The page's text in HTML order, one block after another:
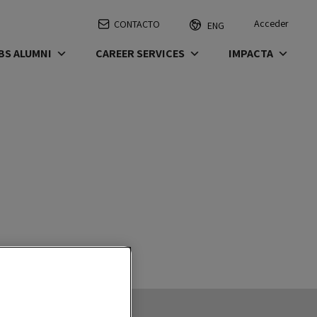
CONTACTO ENG Acceder
ALUMNI CAREER SERVICES
IMPACTA